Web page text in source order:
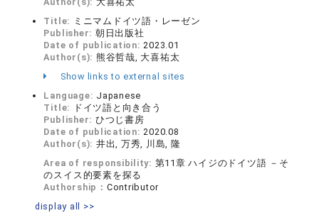
Title: ミニマムドイツ語・レーゼン
Publisher: 朝日出版社
Date of publication:2023.01
Author(s): 熊谷哲哉, 大喜祐太
Show links to external sites
Language: Japanese
Title:
ドイツ語と向き合う
Publisher: ひつじ書房
Date of publication:2020.08
Author(s): 井出, 万秀, 川島, 隆
Area of responsibility: 第11章 ハイジのドイツ語 －そ
のスイス的要素を探る
Authorship： Contributor
display all >>